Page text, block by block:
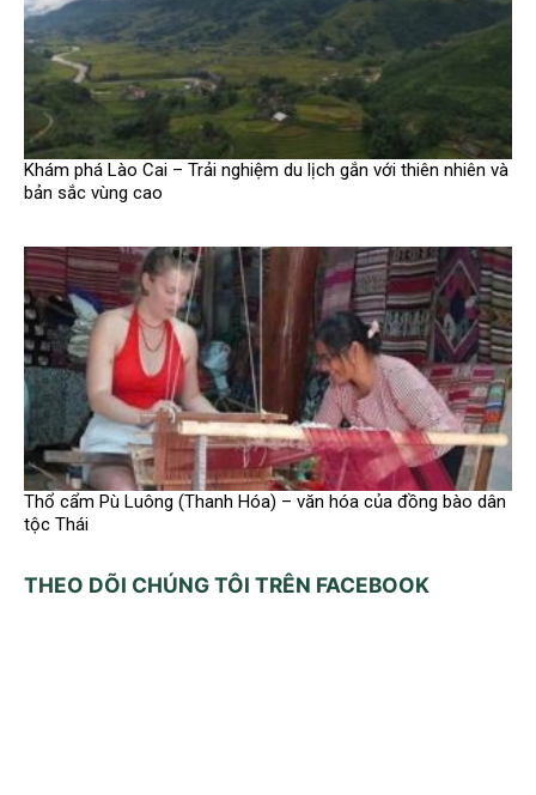
Khám phá Lào Cai – Trải nghiệm du lịch gắn với thiên nhiên và
bản sắc vùng cao
Thổ cẩm Pù Luông (Thanh Hóa) – văn hóa của đồng bào dân
tộc Thái
THEO DÕI CHÚNG TÔI TRÊN FACEBOOK